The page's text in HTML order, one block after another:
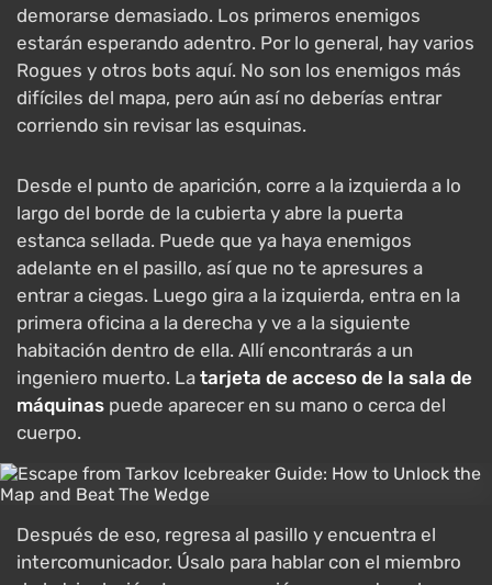
demorarse demasiado. Los primeros enemigos
estarán esperando adentro. Por lo general, hay varios
Rogues y otros bots aquí. No son los enemigos más
difíciles del mapa, pero aún así no deberías entrar
corriendo sin revisar las esquinas.
Desde el punto de aparición, corre a la izquierda a lo
largo del borde de la cubierta y abre la puerta
estanca sellada. Puede que ya haya enemigos
adelante en el pasillo, así que no te apresures a
entrar a ciegas. Luego gira a la izquierda, entra en la
primera oficina a la derecha y ve a la siguiente
habitación dentro de ella. Allí encontrarás a un
ingeniero muerto. La tarjeta de acceso de la sala de
máquinas puede aparecer en su mano o cerca del
cuerpo.
Después de eso, regresa al pasillo y encuentra el
intercomunicador. Úsalo para hablar con el miembro